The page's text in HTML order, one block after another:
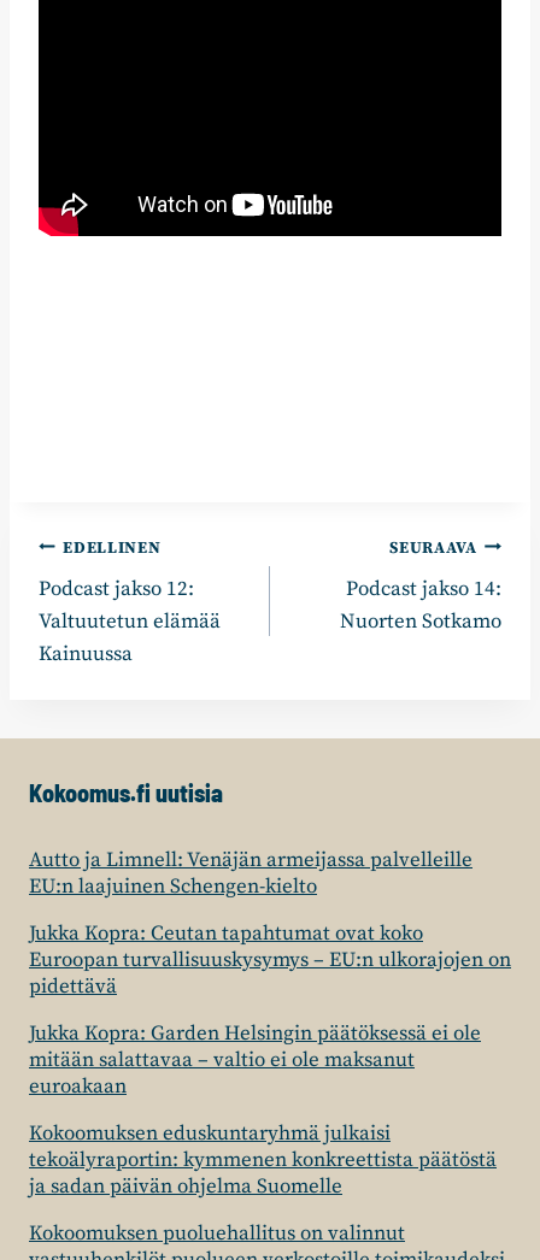
Artikkelien
selaus
EDELLINEN
Podcast jakso 12:
Valtuutetun elämää
Kainuussa
SEURAAVA
Podcast jakso 14:
Nuorten Sotkamo
Kokoomus.fi uutisia
Autto ja Limnell: Venäjän armeijassa palvelleille
EU:n laajuinen Schengen-kielto
Jukka Kopra: Ceutan tapahtumat ovat koko
Euroopan turvallisuuskysymys – EU:n ulkorajojen on
pidettävä
Jukka Kopra: Garden Helsingin päätöksessä ei ole
mitään salattavaa – valtio ei ole maksanut
euroakaan
Kokoomuksen eduskuntaryhmä julkaisi
tekoälyraportin: kymmenen konkreettista päätöstä
ja sadan päivän ohjelma Suomelle
Kokoomuksen puoluehallitus on valinnut